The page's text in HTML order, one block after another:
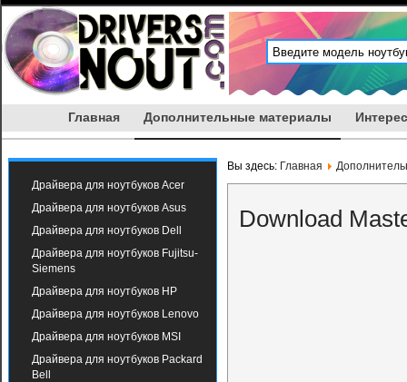
Главная Дополнительные материалы
Драйвера для ноутбуков Acer
Драйвера для ноутбуков Asus
Драйвера для ноутбуков Dell
Драйвера для ноутбуков Fujitsu-
Siemens
Драйвера для ноутбуков HP
Драйвера для ноутбуков Lenovo
Драйвера для ноутбуков MSI
Драйвера для ноутбуков Packard
Bell
Вы здесь: Главная
Download